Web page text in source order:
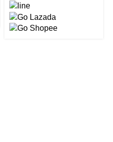
16Channel 1U 16PoE AI
Network Video Recorder
by Vnix Group